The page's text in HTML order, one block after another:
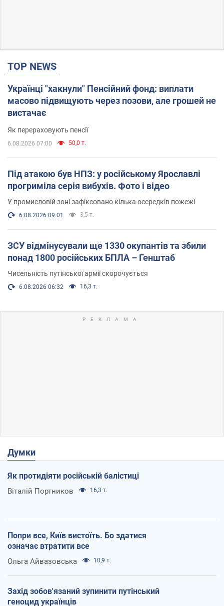
TOP NEWS
Українці "хакнули" Пенсійний фонд: виплати
масово підвищують через позови, але грошей не
вистачає
Як перераховують пенсії
6.08.2026 07:00 50,0 т.
Під атакою був НПЗ: у російському Ярославлі
прогриміла серія вибухів. Фото і відео
У промисловій зоні зафіксовано кілька осередків пожежі
6.08.2026 09:01 3,5 т.
ЗСУ відмінусували ще 1330 окупантів та збили
понад 1800 російських БПЛА – Генштаб
Чисельність путінської армії скорочується
6.08.2026 06:32 16,3 т.
Думки
Як протидіяти російській балістиці
Віталій Портников 16,3 т.
Попри все, Київ вистоїть. Бо здатися
означає втратити все
Ольга Айвазовська 10,9 т.
Захід зобов'язаний зупинити путінський
геноцид українців